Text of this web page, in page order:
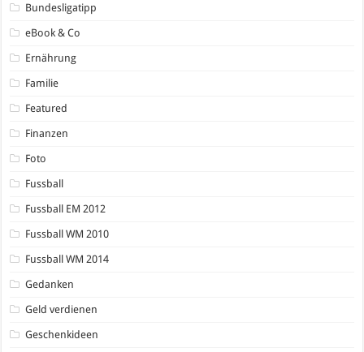
Bundesligatipp
eBook & Co
Ernährung
Familie
Featured
Finanzen
Foto
Fussball
Fussball EM 2012
Fussball WM 2010
Fussball WM 2014
Gedanken
Geld verdienen
Geschenkideen